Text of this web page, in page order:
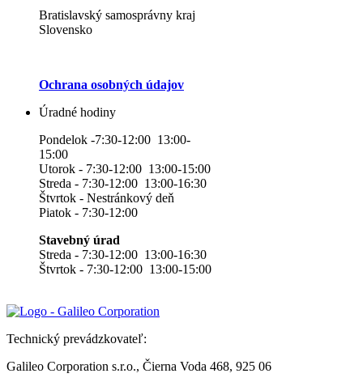
Bratislavský samosprávny kraj
Slovensko
Ochrana osobných údajov
Úradné hodiny
Pondelok -7:30-12:00 13:00-
15:00
Utorok - 7:30-12:00 13:00-15:00
Streda - 7:30-12:00 13:00-16:30
Štvrtok - Nestránkový deň
Piatok - 7:30-12:00
Stavebný úrad
Streda - 7:30-12:00 13:00-16:30
Štvrtok - 7:30-12:00 13:00-15:00
Technický prevádzkovateľ:
Galileo Corporation s.r.o., Čierna Voda 468, 925 06